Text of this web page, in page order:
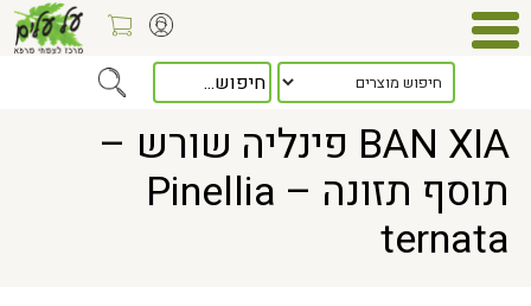
Home> BAN XIA פינליה שורש – תוסף תזונה – Pinellia ternata
BAN XIA פינליה שורש –
תוסף תזונה – Pinellia
ternata